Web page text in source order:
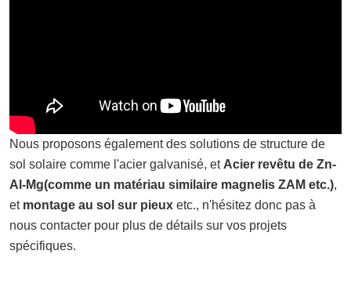
Nous proposons également des solutions de structure de
sol solaire comme l'acier galvanisé, et Acier revêtu de Zn-
Al-Mg(comme un matériau similaire magnelis ZAM etc.),
et montage au sol sur pieux etc., n'hésitez donc pas à
nous contacter pour plus de détails sur vos projets
spécifiques.